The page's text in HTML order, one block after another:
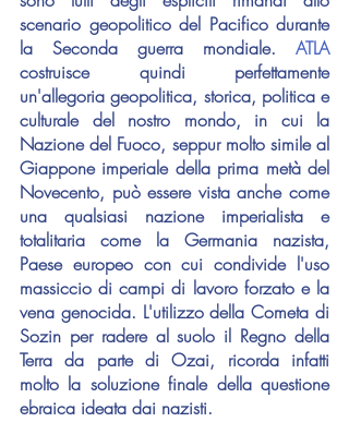
scenario geopolitico del Pacifico durante
la Seconda guerra mondiale. ATLA
costruisce quindi perfettamente
un'allegoria geopolitica, storica, politica e
culturale del nostro mondo, in cui la
Nazione del Fuoco, seppur molto simile al
Giappone imperiale della prima metà del
Novecento, può essere vista anche come
una qualsiasi nazione imperialista e
totalitaria come la Germania nazista,
Paese europeo con cui condivide l'uso
massiccio di campi di lavoro forzato e la
vena genocida. L'utilizzo della Cometa di
Sozin per radere al suolo il Regno della
Terra da parte di Ozai, ricorda infatti
molto la soluzione finale della questione
ebraica ideata dai nazisti.